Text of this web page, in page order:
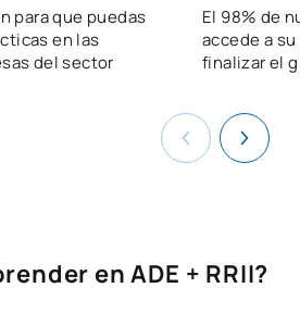
para que puedas
en las
del sector
El 98% de
accede a
finalizar el
en ADE + RRII?